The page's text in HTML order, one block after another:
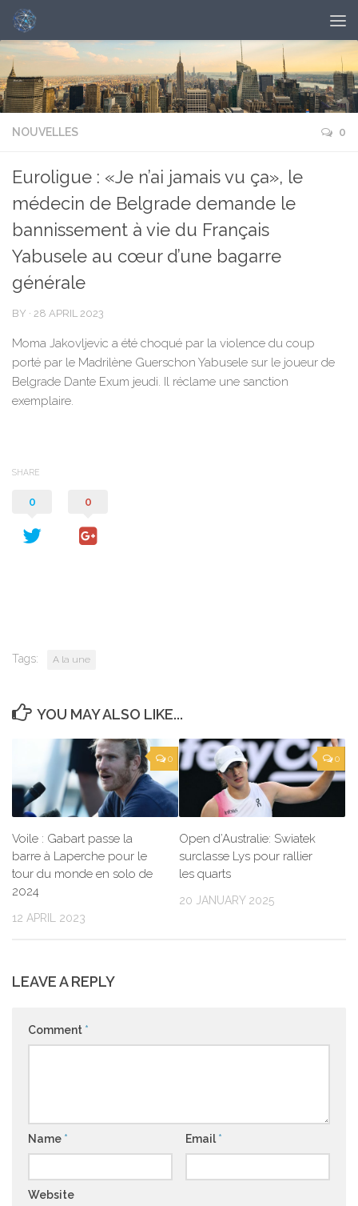
NOUVELLES 0
Euroligue : «Je n’ai jamais vu ça», le
médecin de Belgrade demande le
bannissement à vie du Français
Yabusele au cœur d’une bagarre
générale
BY · 28 APRIL 2023
Moma Jakovljevic a été choqué par la violence du coup
porté par le Madrilène Guerschon Yabusele sur le joueur de
Belgrade Dante Exum jeudi. Il réclame une sanction
exemplaire.
SHARE
0 0
Tags: A la une
YOU MAY ALSO LIKE...
0
Voile : Gabart passe la
barre à Laperche pour le
tour du monde en solo de
2024
12 APRIL 2023
0
Open d’Australie: Swiatek
surclasse Lys pour rallier
les quarts
20 JANUARY 2025
LEAVE A REPLY
Comment *
Name * Email *
Website